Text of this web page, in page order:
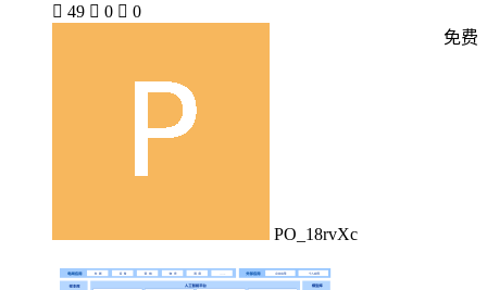
 49  0  0
PO_18rvXc
免费